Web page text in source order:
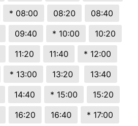
* 08:00 08:20
08:40
09:40 * 10:00
10:20
11:20 11:40
* 12:00
* 13:00 13:20
13:40
14:40 * 15:00
15:20
16:20 16:40
* 17:00